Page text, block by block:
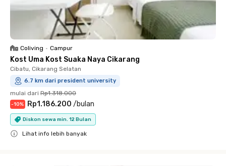
Coliving • Campur
Kost Uma Kost Suaka Naya Cikarang
Cibatu, Cikarang Selatan
6.7 km dari president university
mulai dari Rp1.318.000
-10% Rp1.186.200 /bulan
Diskon sewa min. 12 Bulan
Lihat info lebih banyak